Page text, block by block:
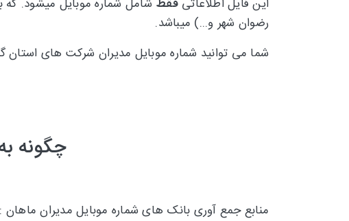
این فایل اطلاعاتی
شامل شماره موبایل میشود.
رضوان شهر و...) میباشد.
شما می توانید شماره موبایل مدیران شرکت های استان
چگونه
منابع جمع آوری بانک های شماره موبایل مدیران